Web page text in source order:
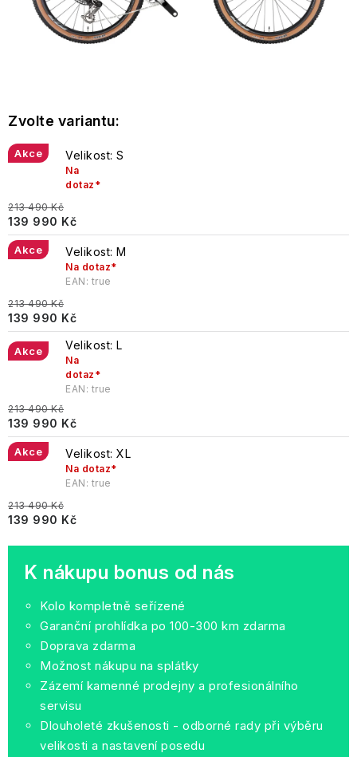
Akce Velikost: S
Na
dotaz*
213 490 Kč
139 990 Kč
Akce Velikost: M
Na dotaz*
EAN: true
213 490 Kč
139 990 Kč
Akce Velikost: L
Na
dotaz*
EAN: true
213 490 Kč
139 990 Kč
Akce Velikost: XL
Na dotaz*
EAN: true
213 490 Kč
139 990 Kč
K nákupu bonus od nás
Kolo kompletně seřízené
Garanční prohlídka po 100-300 km zdarma
Doprava zdarma
Možnost nákupu na splátky
Zázemí kamenné prodejny a profesionálního
servisu
Dlouholeté zkušenosti - odborné rady při výběru
velikosti a nastavení posedu